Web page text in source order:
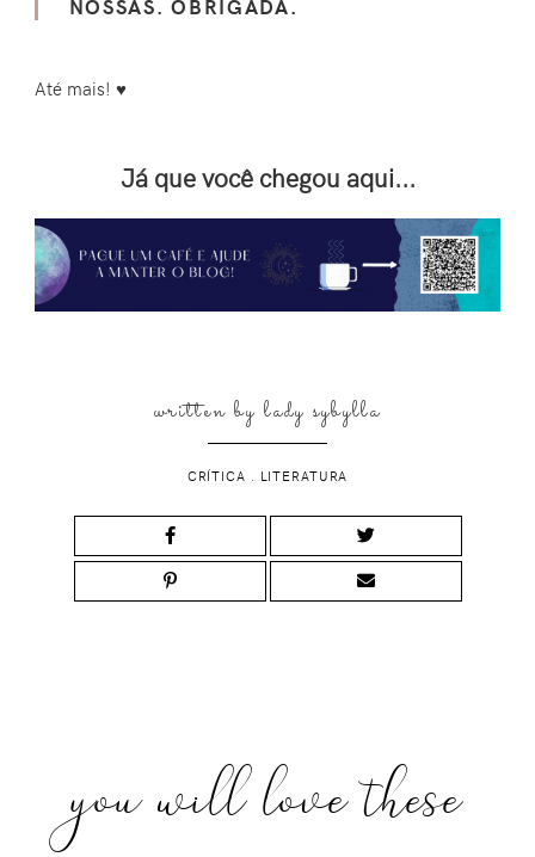
NOSSAS. OBRIGADA.
Até mais! ♥️
Já que você chegou aqui...
written bylady sybylla
CRÍTICA LITERATURA
you will love these